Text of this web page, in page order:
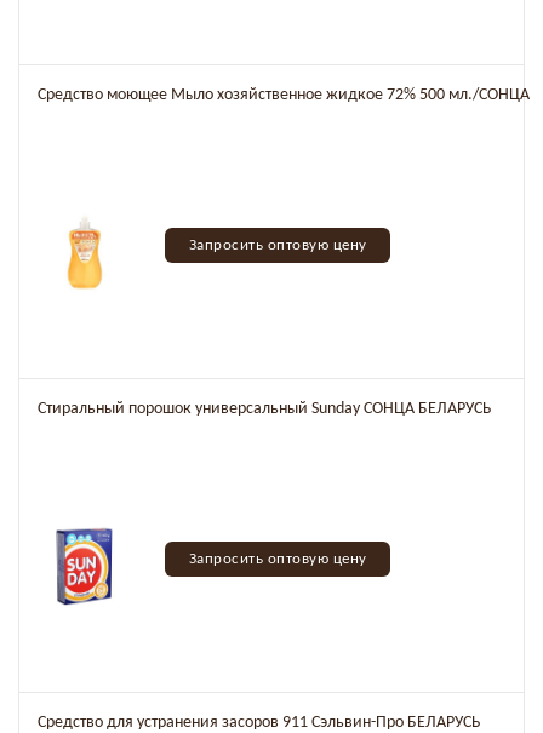
Средство моющее Мыло хозяйственное жидкое 72% 500 мл./СОНЦА
Запросить оптовую цену
Стиральный порошок универсальный Sunday СОНЦА БЕЛАРУСЬ
Запросить оптовую цену
Средство для устранения засоров 911 Сэльвин-Про БЕЛАРУСЬ